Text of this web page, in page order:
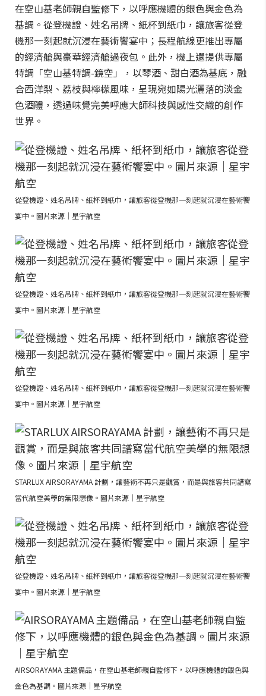
在空山基老師親自監修下，以呼應機體的銀色與金色為
基調。從登機證、姓名吊牌、紙杯到紙巾，讓旅客從登
機那一刻起就沉浸在藝術饗宴中；長程航線更推出專屬
的經濟艙與豪華經濟艙過夜包。此外，機上還提供專屬
特調「空山基特調-鏡空」，以琴酒、甜白酒為基底，融
合西洋梨、荔枝與檸檬風味，呈現宛如陽光灑落的淡金
色酒體，透過味覺完美呼應大師科技與感性交織的創作
世界。
從登機證、姓名吊牌、紙杯到紙巾，讓旅客從登機那一刻起就沉浸在藝術饗
宴中。圖片來源｜星宇航空
從登機證、姓名吊牌、紙杯到紙巾，讓旅客從登機那一刻起就沉浸在藝術饗
宴中。圖片來源｜星宇航空
從登機證、姓名吊牌、紙杯到紙巾，讓旅客從登機那一刻起就沉浸在藝術饗
宴中。圖片來源｜星宇航空
STARLUX AIRSORAYAMA 計劃，讓藝術不再只是觀賞，而是與旅客共同譜寫
當代航空美學的無限想像。圖片來源｜星宇航空
從登機證、姓名吊牌、紙杯到紙巾，讓旅客從登機那一刻起就沉浸在藝術饗
宴中。圖片來源｜星宇航空
AIRSORAYAMA 主題備品，在空山基老師親自監修下，以呼應機體的銀色與
金色為基調。圖片來源｜星宇航空